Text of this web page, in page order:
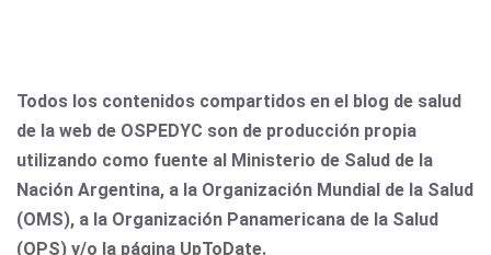
Todos los contenidos compartidos en el blog de salud
de la web de OSPEDYC son de producción propia
utilizando como fuente al Ministerio de Salud de la
Nación Argentina, a la Organización Mundial de la Salud
(OMS), a la Organización Panamericana de la Salud
(OPS) y/o la página UpToDate.